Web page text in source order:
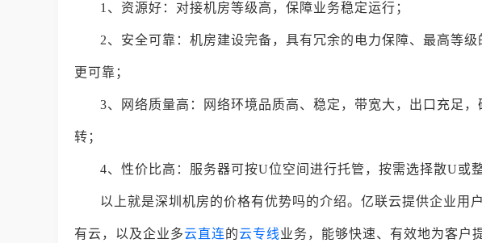
1、资源好：对接机房等级高，保障业务稳定运行；
2、安全可靠：机房建设完备，具有冗余的电力保障、最高等
更可靠；
3、网络质量高：网络环境品质高、稳定，带宽大，出口充足
转；
4、性价比高：服务器可按U位空间进行托管，按需选择散U或
以上就是深圳机房的价格有优势吗的介绍。亿联云提供企业用
有云，以及企业多云直连的云专线业务，能够快速、有效地为客户